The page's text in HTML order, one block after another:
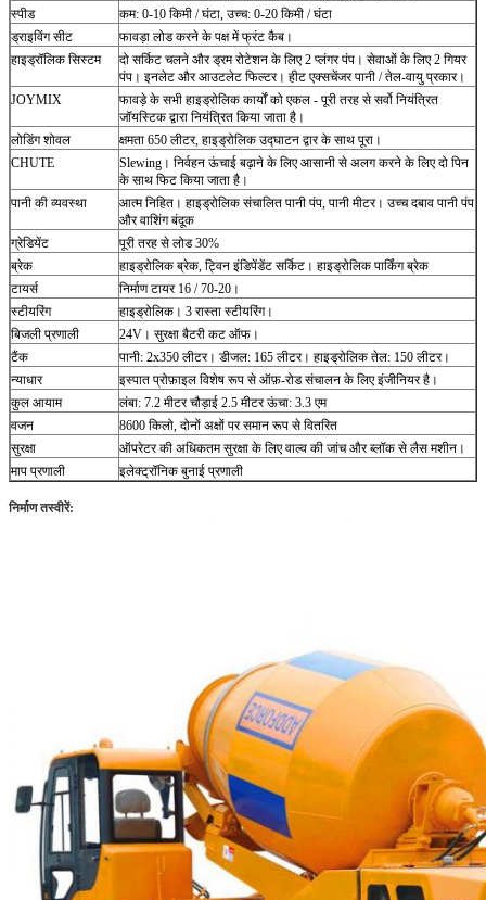
स्पीड
कम: 0-10 किमी / घंटा, उच्च: 0-20 किमी / घंटा
ड्राइविंग सीट
फावड़ा लोड करने के पक्ष में फ्रंट कैब।
हाइड्रॉलिक सिस्टम
दो सर्किट चलने और ड्रम रोटेशन के लिए 2 प्लंगर पंप। सेवाओं के लिए 2 गियर
पंप। इनलेट और आउटलेट फिल्टर। हीट एक्सचेंजर पानी / तेल-वायु प्रकार।
JOYMIX
फावड़े के सभी हाइड्रोलिक कार्यों को एकल - पूरी तरह से सर्वो नियंत्रित
जॉयस्टिक द्वारा नियंत्रित किया जाता है।
लोडिंग शोवल
क्षमता 650 लीटर, हाइड्रोलिक उद्घाटन द्वार के साथ पूरा।
CHUTE
Slewing। निर्वहन ऊंचाई बढ़ाने के लिए आसानी से अलग करने के लिए दो पिन
के साथ फिट किया जाता है।
पानी की व्यवस्था
आत्म निहित। हाइड्रोलिक संचालित पानी पंप, पानी मीटर। उच्च दबाव पानी पंप
और वाशिंग बंदूक
ग्रेडियेंट
पूरी तरह से लोड 30%
ब्रेक
हाइड्रोलिक ब्रेक, ट्विन इंडिपेंडेंट सर्किट। हाइड्रोलिक पार्किंग ब्रेक
टायर्स
निर्माण टायर 16 / 70-20।
स्टीयरिंग
हाइड्रोलिक। 3 रास्ता स्टीयरिंग।
बिजली प्रणाली
24V। सुरक्षा बैटरी कट ऑफ।
टैंक
पानी: 2x350 लीटर। डीजल: 165 लीटर। हाइड्रोलिक तेल: 150 लीटर।
न्याधार
इस्पात प्रोफ़ाइल विशेष रूप से ऑफ़-रोड संचालन के लिए इंजीनियर है।
कुल आयाम
लंबा: 7.2 मीटर चौड़ाई 2.5 मीटर ऊंचा: 3.3 एम
वजन
8600 किलो, दोनों अक्षों पर समान रूप से वितरित
सुरक्षा
ऑपरेटर की अधिकतम सुरक्षा के लिए वाल्व की जांच और ब्लॉक से लैस मशीन।
माप प्रणाली
इलेक्ट्रॉनिक बुनाई प्रणाली
निर्माण तस्वीरें: